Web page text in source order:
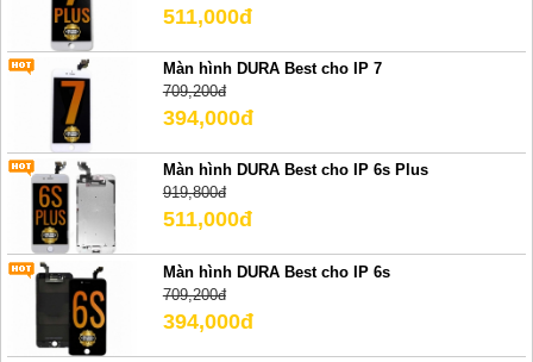
511,000đ
Màn hình DURA Best cho IP 7
709,200đ
394,000đ
Màn hình DURA Best cho IP 6s Plus
919,800đ
511,000đ
Màn hình DURA Best cho IP 6s
709,200đ
394,000đ